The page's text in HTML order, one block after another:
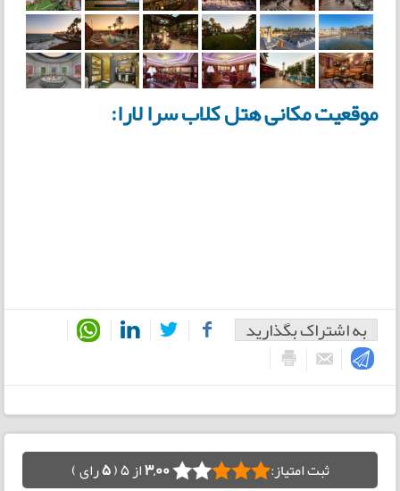
موقعیت مکانی هتل کلاب سرا لارا:
به اشتراک بگذارید
ثبت امتیاز: 3,00از 5 ( 5رای )